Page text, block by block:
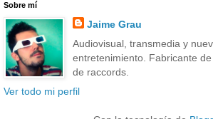
Sobre mí
Jaime Grau
Audiovisual, transmedia y
entretenimiento. Fabricante
de raccords.
Ver todo mi perfil